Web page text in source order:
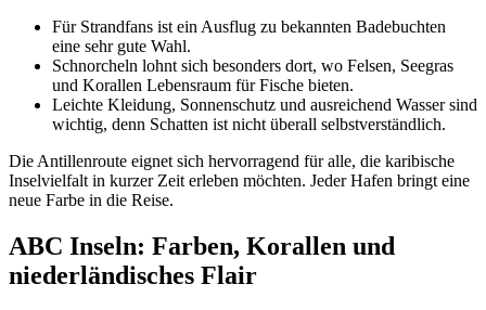
Für Strandfans ist ein Ausflug zu bekannten Badebuchten
eine sehr gute Wahl.
Schnorcheln lohnt sich besonders dort, wo Felsen, Seegras
und Korallen Lebensraum für Fische bieten.
Leichte Kleidung, Sonnenschutz und ausreichend Wasser sind
wichtig, denn Schatten ist nicht überall selbstverständlich.
Die Antillenroute eignet sich hervorragend für alle, die karibische
Inselvielfalt in kurzer Zeit erleben möchten. Jeder Hafen bringt eine
neue Farbe in die Reise.
ABC Inseln: Farben, Korallen und
niederländisches Flair